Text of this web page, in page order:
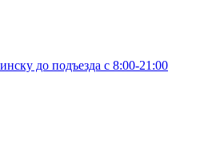
до подъезда с 8:00-21:00